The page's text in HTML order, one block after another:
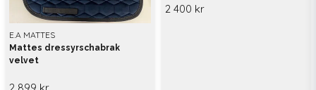
E.A MATTES
Mattes dressyrschabrak
velvet
2 400 kr